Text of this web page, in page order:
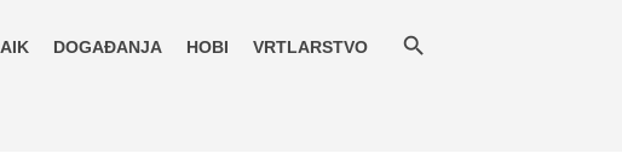
DOGAĐANJA HOBI VRTLARSTVO